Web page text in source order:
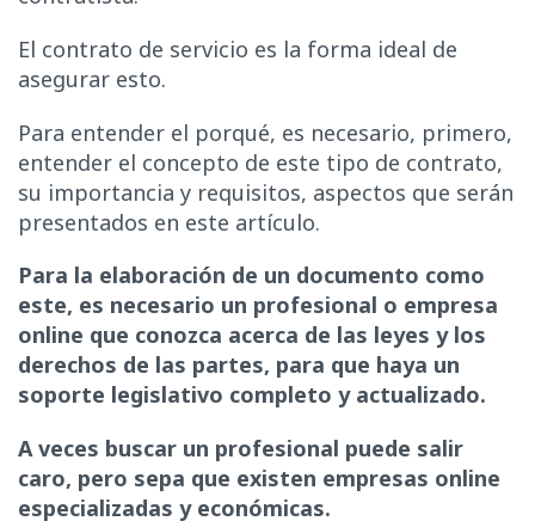
El contrato de servicio es la forma ideal de
asegurar esto.
Para entender el porqué, es necesario, primero,
entender el concepto de este tipo de contrato,
su importancia y requisitos, aspectos que serán
presentados en este artículo.
Para la elaboración de un documento como
este, es necesario un profesional o empresa
online que conozca acerca de las leyes y los
derechos de las partes, para que haya un
soporte legislativo completo y actualizado.
A veces buscar un profesional puede salir
caro, pero sepa que existen empresas online
especializadas y económicas.